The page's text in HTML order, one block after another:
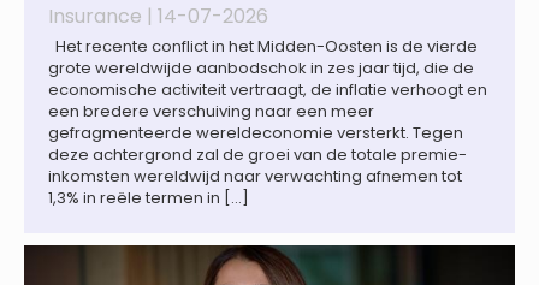
Insurance | 14-07-2026
Het recente conflict in het Midden-Oosten is de vierde
grote wereldwijde aanbodschok in zes jaar tijd, die de
economische activiteit vertraagt, de inflatie verhoogt en
een bredere verschuiving naar een meer
gefragmenteerde wereldeconomie versterkt. Tegen
deze achtergrond zal de groei van de totale premie-
inkomsten wereldwijd naar verwachting afnemen tot
1,3% in reële termen in […]